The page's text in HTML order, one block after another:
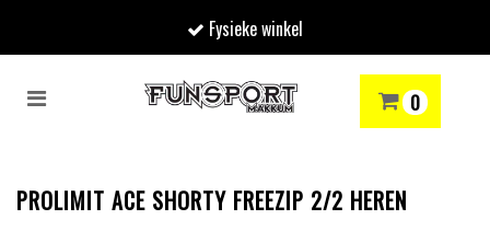
Fysieke winkel
Toggle
0
SKIËN WINTERSPORTSHOP
PROLIMIT ACE SHORTY FREEZIP 2/2 HEREN